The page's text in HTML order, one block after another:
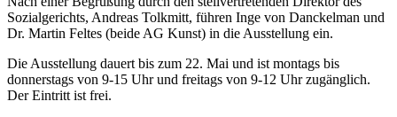
Sozialgerichts, Andreas Tolkmitt, führen Inge von Danckelman und
Dr. Martin Feltes (beide AG Kunst) in die Ausstellung ein.
Die Ausstellung dauert bis zum 22. Mai und ist montags bis
donnerstags von 9-15 Uhr und freitags von 9-12 Uhr zugänglich.
Der Eintritt ist frei.